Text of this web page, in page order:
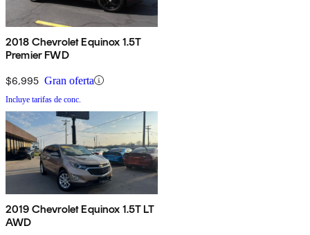
2018 Chevrolet Equinox 1.5T
Premier FWD
$6,995 Gran oferta
Incluye tarifas de conc.
2019 Chevrolet Equinox 1.5T LT
AWD